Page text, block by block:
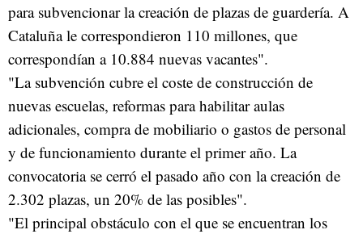
para subvencionar la creación de plazas de guardería. A
Cataluña le correspondieron 110 millones, que
correspondían a 10.884 nuevas vacantes".
"La subvención cubre el coste de construcción de
nuevas escuelas, reformas para habilitar aulas
adicionales, compra de mobiliario o gastos de personal
y de funcionamiento durante el primer año. La
convocatoria se cerró el pasado año con la creación de
2.302 plazas, un 20% de las posibles".
"El principal obstáculo con el que se encuentran los